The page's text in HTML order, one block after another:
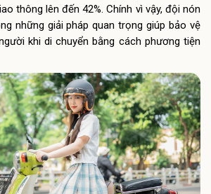
thông lên đến 42%. Chính vì vậy, đội nón
những giải pháp quan trọng giúp bảo vệ
khi di chuyển bằng cách phương tiện